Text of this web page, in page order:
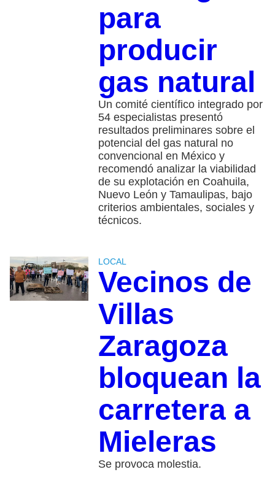
para
producir
gas natural
Un comité científico integrado por
54 especialistas presentó
resultados preliminares sobre el
potencial del gas natural no
convencional en México y
recomendó analizar la viabilidad
de su explotación en Coahuila,
Nuevo León y Tamaulipas, bajo
criterios ambientales, sociales y
técnicos.
LOCAL
Vecinos de
Villas
Zaragoza
bloquean la
carretera a
Mieleras
Se provoca molestia.